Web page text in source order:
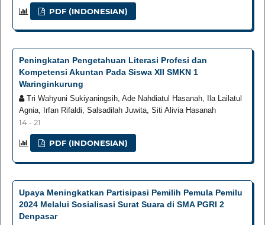
PDF (INDONESIAN)
Peningkatan Pengetahuan Literasi Profesi dan
Kompetensi Akuntan Pada Siswa XII SMKN 1
Waringinkurung
Tri Wahyuni Sukiyaningsih, Ade Nahdiatul Hasanah, Ila Lailatul
Agnia, Irfan Rifaldi, Salsadilah Juwita, Siti Alivia Hasanah
14 - 21
PDF (INDONESIAN)
Upaya Meningkatkan Partisipasi Pemilih Pemula Pemilu
2024 Melalui Sosialisasi Surat Suara di SMA PGRI 2
Denpasar